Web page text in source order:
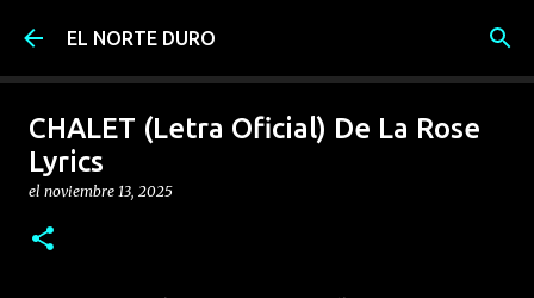
Ir al contenido principal
EL NORTE DURO
CHALET (Letra Oficial) De La Rose
Lyrics
el noviembre 13, 2025